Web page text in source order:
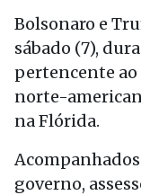
Bolsonaro e
sábado (7),
pertencente
norte-
na Flórida.
governo,